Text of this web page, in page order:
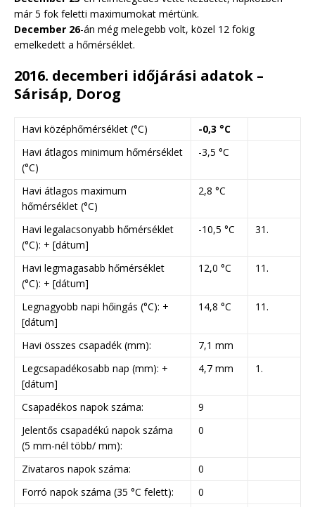
már 5 fok feletti maximumokat mértünk.
December 26-án még melegebb volt, közel 12 fokig
emelkedett a hőmérséklet.
2016. decemberi időjárási adatok –
Sárisáp, Dorog
Havi középhőmérséklet (°C)
-0,3 °C
Havi átlagos minimum hőmérséklet
(°C)
-3,5 °C
Havi átlagos maximum
hőmérséklet (°C)
2,8 °C
Havi legalacsonyabb hőmérséklet
(°C): + [dátum]
-10,5 °C 31.
Havi legmagasabb hőmérséklet
(°C): + [dátum]
12,0 °C 11.
Legnagyobb napi hőingás (°C): +
[dátum]
14,8 °C 11.
Havi összes csapadék (mm):
7,1 mm
Legcsapadékosabb nap (mm): +
[dátum]
4,7 mm 1.
Csapadékos napok száma:
9
Jelentős csapadékú napok száma
(5 mm-nél több/ mm):
0
Zivataros napok száma:
0
Forró napok száma (35 °C felett):
0